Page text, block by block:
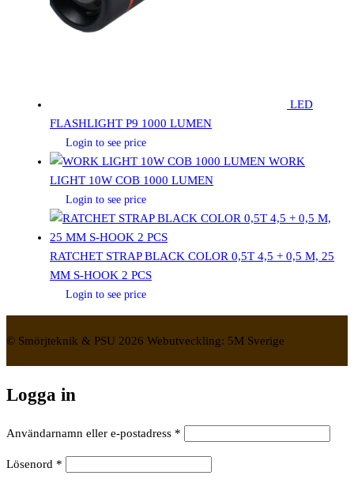
LED
FLASHLIGHT P9 1000 LUMEN
Login to see price
WORK
LIGHT 10W COB 1000 LUMEN
Login to see price
RATCHET STRAP BLACK COLOR 0,5T 4,5 + 0,5 M, 25
MM S-HOOK 2 PCS
Login to see price
© Smörjteknik & PSU 2026 Webutveckling: 5M Sverige
Logga in
Användarnamn eller e-postadress *
Lösenord *